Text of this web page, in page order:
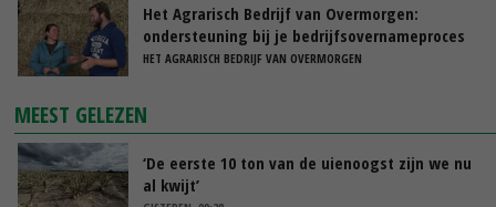
Het Agrarisch Bedrijf van Overmorgen:
ondersteuning bij je bedrijfsovernameproces
HET AGRARISCH BEDRIJF VAN OVERMORGEN
MEEST GELEZEN
‘De eerste 10 ton van de uienoogst zijn we nu
al kwijt’